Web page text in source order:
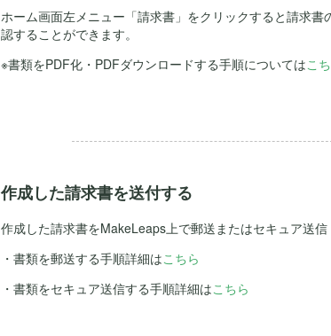
ホーム画面左メニュー「請求書」をクリックすると請求
認することができます。
※書類をPDF化・PDFダウンロードする手順についてはこ
作成した請求書を送付する
作成した請求書をMakeLeaps上で郵送またはセキュア送
・書類を郵送する手順詳細はこちら
・書類をセキュア送信する手順詳細はこちら